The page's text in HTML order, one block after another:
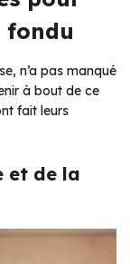
fondu
n’a pas manqué
à bout de ce
fait leurs
et de la